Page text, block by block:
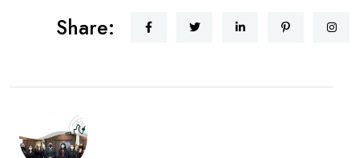
Share: